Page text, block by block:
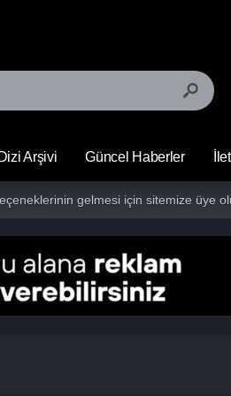
Dizi Arşivi Güncel Haberler
gelmesi için sitemize üye